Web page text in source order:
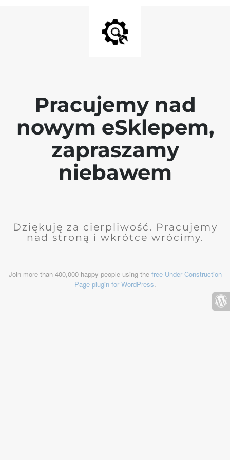
Pracujemy nad
nowym eSklepem,
zapraszamy
niebawem
Dziękuję za cierpliwość. Pracujemy
nad stroną i wkrótce wrócimy.
Join more than 400,000 happy people using the free Under Construction
Page plugin for WordPress.